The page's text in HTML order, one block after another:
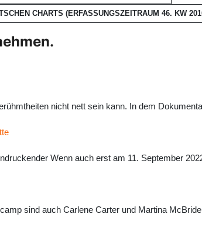
CHARTS (ERFASSUNGSZEITRAUM 46. KW
nicht nett sein kann. In dem
Wenn auch erst am 11. September
sind auch Carlene Carter und Martina